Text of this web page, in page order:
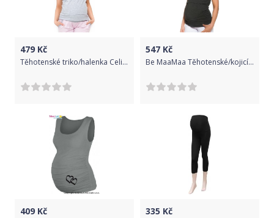
479 Kč
Těhotenské triko/halenka Celina - světle šedá, Velikosti těh. moda XS (32-34)
547 Kč
Be MaaMaa Těhotenské/kojicí triko Mom power - grafitové, Velikosti těh. moda L (40)
409 Kč 335 Kč